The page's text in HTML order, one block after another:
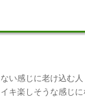
い感じに老け込む人
キ楽しそうな感じに